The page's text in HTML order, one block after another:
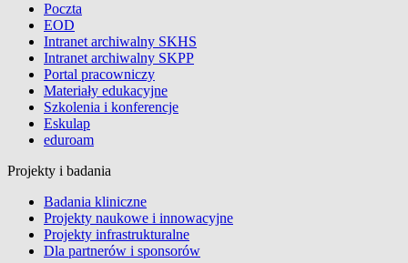
Poczta
EOD
Intranet archiwalny SKHS
Intranet archiwalny SKPP
Portal pracowniczy
Materiały edukacyjne
Szkolenia i konferencje
Eskulap
eduroam
Projekty i badania
Badania kliniczne
Projekty naukowe i innowacyjne
Projekty infrastrukturalne
Dla partnerów i sponsorów